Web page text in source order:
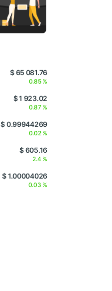
$ 65 081.76
0.85 %
$ 1 923.02
0.87 %
$ 0.99944269
0.02 %
$ 605.16
2.4 %
$ 1.00004026
0.03 %